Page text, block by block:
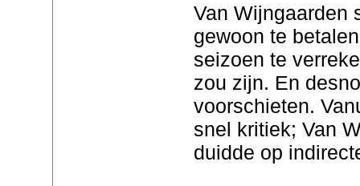
Van Wijngaarden
gewoon te
seizoen te
zou zijn. En
voorschieten.
snel kritiek; Van
duidde op